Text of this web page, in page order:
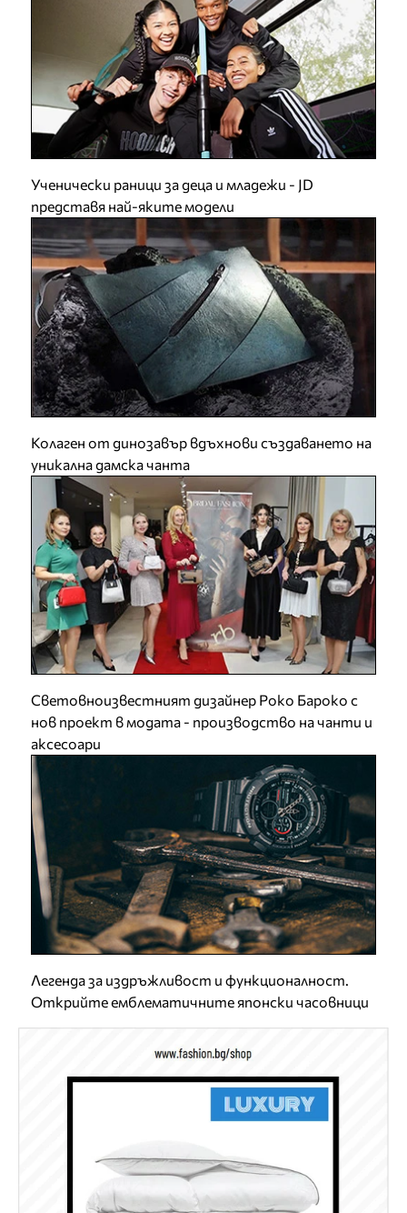
Ученически раници за деца и младежи - JD
представя най-яките модели
Колаген от динозавър вдъхнови създаването на
уникална дамска чанта
Световноизвестният дизайнер Роко Бароко с
нов проект в модата - производство на чанти и
аксесоари
Легенда за издръжливост и функционалност.
Открийте емблематичните японски часовници